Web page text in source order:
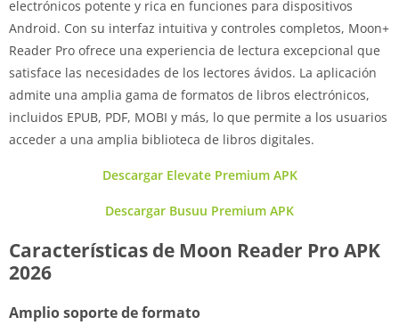
electrónicos potente y rica en funciones para dispositivos
Android. Con su interfaz intuitiva y controles completos, Moon+
Reader Pro ofrece una experiencia de lectura excepcional que
satisface las necesidades de los lectores ávidos. La aplicación
admite una amplia gama de formatos de libros electrónicos,
incluidos EPUB, PDF, MOBI y más, lo que permite a los usuarios
acceder a una amplia biblioteca de libros digitales.
Descargar Elevate Premium APK
Descargar Busuu Premium APK
Características de Moon Reader Pro APK
2026
Amplio soporte de formato